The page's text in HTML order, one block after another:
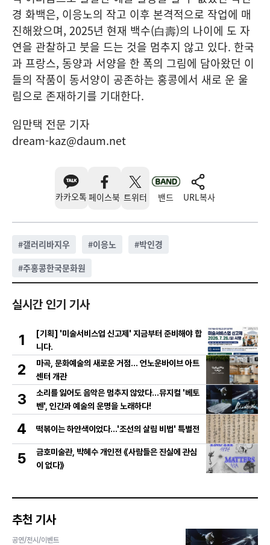
경 화백은, 이응노의 작고 이후 본격적으로 작업에 매
진해왔으며, 2025년 현재 백수(⽩壽)의 나이에 도 자
연을 관찰하고 붓을 드는 것을 멈추지 않고 있다. 한국
과 프랑스, 동양과 서양을 한 폭의 그림에 담아왔던 이
들의 작품이 동서양이 공존하는 홍콩에서 새로 운 울
림으로 존재하기를 기대한다.
임만택 전문 기자
dream-kaz@daum.net
카카오톡 페이스북 트위터 밴드 URL복사
#갤러리바지우 #이응노 #박인경
#주홍콩한국문화원
실시간 인기 기사
1
[기획] '미술서비스업 신고제' 지금부터 준비해야 합
니다.
2
마곡, 문화예술의 새로운 거점… 언노운바이브 아트
센터 개관
3
소리를 잃어도 음악은 멈추지 않았다…뮤지컬 '베토
벤', 인간과 예술의 운명을 노래하다!
4 떡볶이는 하얀색이었다...'조선의 살림 비법' 특별전
5
금호미술관, 박혜수 개인전 《사람들은 진실에 관심
이 없다》
추천 기사
공연/전시/이벤트